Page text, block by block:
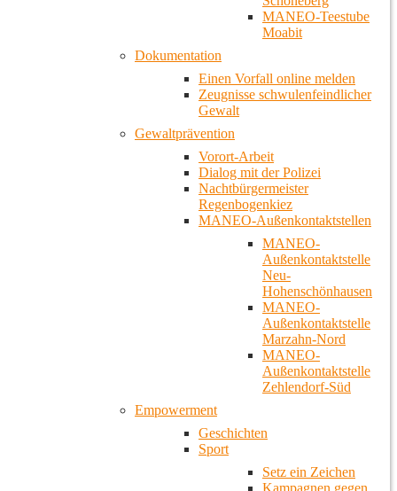
MANEO-Teestube
Moabit
Dokumentation
Einen Vorfall online melden
Zeugnisse schwulenfeindlicher
Gewalt
Gewaltprävention
Vorort-Arbeit
Dialog mit der Polizei
Nachtbürgermeister
Regenbogenkiez
MANEO-Außenkontaktstellen
MANEO-
Außenkontaktstelle
Neu-
Hohenschönhausen
MANEO-
Außenkontaktstelle
Marzahn-Nord
MANEO-
Außenkontaktstelle
Zehlendorf-Süd
Empowerment
Geschichten
Sport
Setz ein Zeichen
Kampagnen gegen